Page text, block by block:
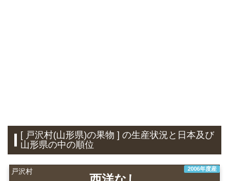
[ 戸沢村(山形県)の果物 ] の生産状況と日本及び
山形県の中の順位
戸沢村 2006年度産